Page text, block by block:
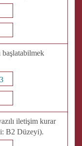
başlatabilmek
iletişim kurar
B2 Düzeyi).